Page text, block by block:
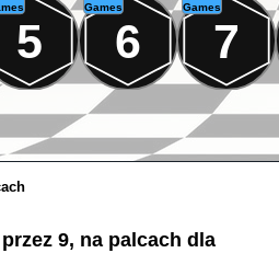
5
Games
6
Games
7
9, na palcach dla